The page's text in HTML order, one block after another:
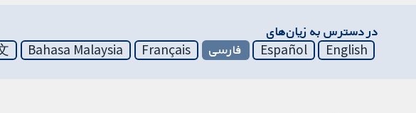
در دسترس به زیان‌های
English
Español فارسی Français
Bahasa Malaysia